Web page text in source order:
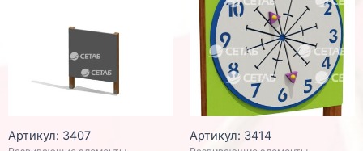
Артикул: 3407 Артикул: 3414